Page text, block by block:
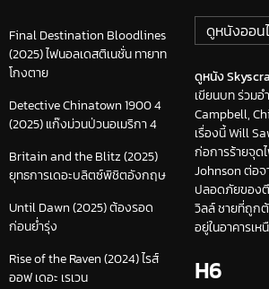
Final Destination Bloodlines
(2025) ไฟนอลเดสติเนชั่น ทายาท
โกงตาย
Detective Chinatown 1900 4
(2025) แก๊งม่วนป่วนอเมริกา 4
Britain and the Blitz (2025)
ยุทธการเดอะบลิตซ์พิชิตอังกฤษ
Until Dawn (2025) ต้องรอด
ก่อนย่ำรุ่ง
Rise of the Raven (2024) ไรส์
ออฟ เดอะ เรเวน
ดูหนังออน
ดูหนัง
เขียนบท ร่วม
Campbell,
เรื่องนี้ Will
ก่อการร้ายจุด
Johnson ต่อจ
ปลอดภัยของตึ
วิลล์ ชายที่ถูก
อยู่ในอาคารเห
H6